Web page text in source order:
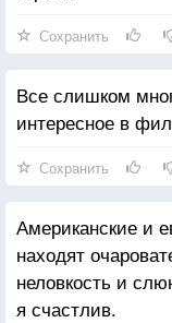
Сохранить
Все слишком
интересное в
Сохранить
Американские и
находят
неловкость и
я счастлив.